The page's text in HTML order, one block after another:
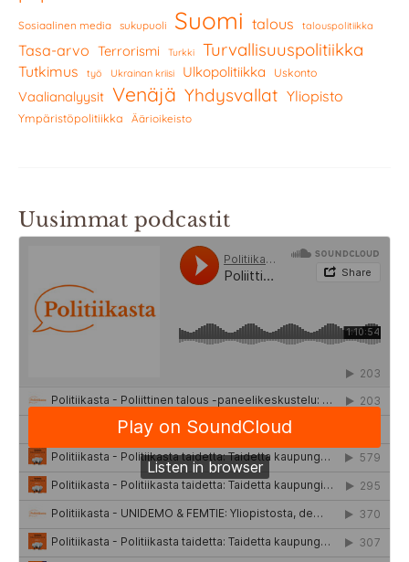
Sosiaalinen media sukupuoli Suomi talous talouspolitiikka
Tasa-arvo Terrorismi Turkki Turvallisuuspolitiikka
Tutkimus työ Ukrainan kriisi Ulkopolitiikka Uskonto
Vaalianalyysit Venäjä Yhdysvallat Yliopisto
Ympäristöpolitiikka Äärioikeisto
Uusimmat podcastit